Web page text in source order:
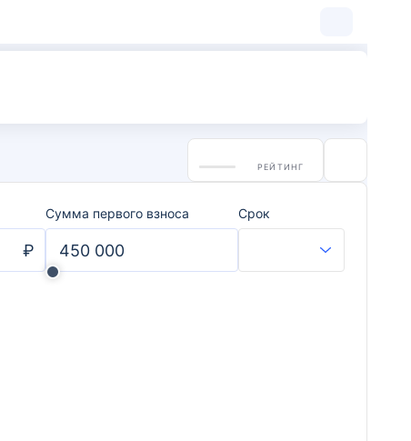
РЕЙТИНГ
₽
Сумма первого взноса Срок